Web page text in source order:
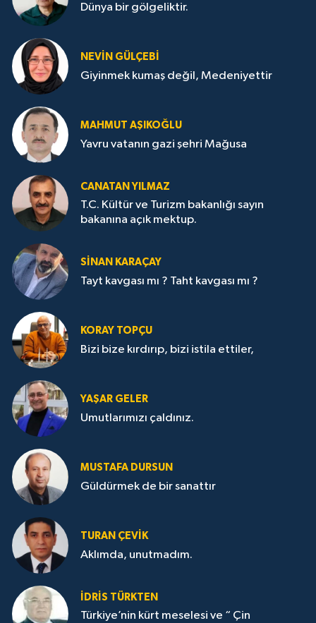
Dünya bir gölgeliktir.
NEVİN GÜLÇEBİ
Giyinmek kumaş değil, Medeniyettir
MAHMUT AŞIKOĞLU
Yavru vatanın gazi şehri Mağusa
CANATAN YILMAZ
T.C. Kültür ve Turizm bakanlığı sayın
bakanına açık mektup.
SİNAN KARAÇAY
Tayt kavgası mı ? Taht kavgası mı ?
KORAY TOPÇU
Bizi bize kırdırıp, bizi istila ettiler,
YAŞAR GELER
Umutlarımızı çaldınız.
MUSTAFA DURSUN
Güldürmek de bir sanattır
TURAN ÇEVİK
Aklımda, unutmadım.
İDRİS TÜRKTEN
Türkiye’nin kürt meselesi ve “ Çin